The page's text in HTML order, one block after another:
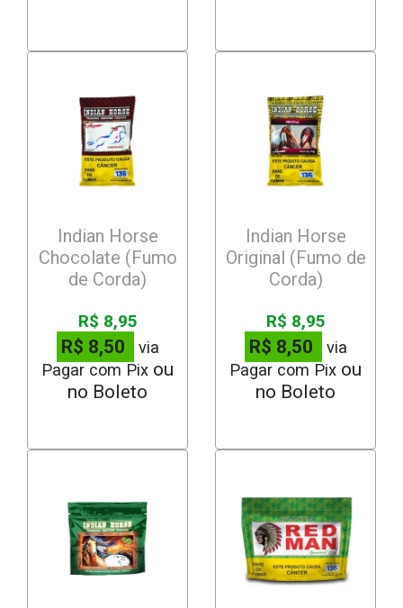
Indian Horse
Chocolate (Fumo
de Corda)
R$ 8,95
R$ 8,50
via
Pagar com Pix
Indian Horse
Original (Fumo de
Corda)
R$ 8,95
R$ 8,50
via
Pagar com Pix